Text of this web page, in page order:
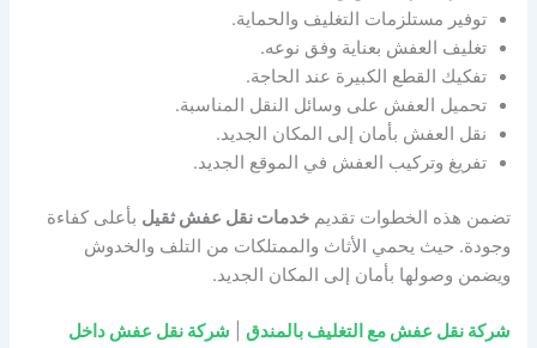
توفير مستلزمات التغليف والحماية.
تغليف العفش بعناية وفق نوعه.
تفكيك القطع الكبيرة عند الحاجة.
تحميل العفش على وسائل النقل المناسبة.
نقل العفش بأمان إلى المكان الجديد.
تفريغ وتركيب العفش في الموقع الجديد.
تضمن هذه الخطوات تقديمخدمات نقل عفش ثقيل بأعلى كفاءة
وجودة. حيث يحمي الأثاث والممتلكات من التلف والخدوش
ويضمن وصولها بأمان إلى المكان الجديد.
شركة نقل عفش مع التغليف بالمندق
شركة نقل عفش داخل